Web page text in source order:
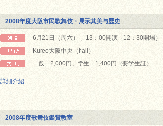
2008年度大阪市民歌舞伎・展示其美与歴史
6月21日（周六） 、13：00開演（12：30開場）
Kureo大阪中央（hall）
一般 2,000円、学生 1,400円（要学生証）
詳細介紹
2008年度歌舞伎鑑賞教室